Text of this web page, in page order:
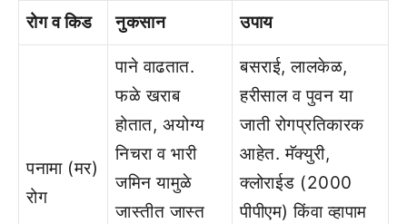
रोग व किड नुकसान उपाय
पनामा (मर)
रोग
पाने वाढतात.
फळे खराब
होतात, अयोग्‍य
निचरा व भारी
जमिन यामुळे
जास्‍तीत जास्‍त
बसराई, लालकेळ,
हरीसाल व पुवन या
जाती रोगप्रतिकारक
आहेत. मॅक्‍युरी,
क्‍लोराईड (2000
पीपीएम) किंवा व्‍हापाम